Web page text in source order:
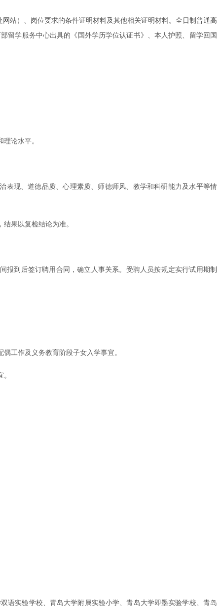
站）、岗位要求的条件证明材料及其他相关证明材料。全日制普通高
留学服务中心出具的《国外学历学位认证书》、本人护照、留学回国
论水平。
表现、道德品质、心理素质、师德师风、教学和科研能力及水平等情
果以复检结论为准。
到后签订聘用合同，确立人事关系。受聘人员按规定实行试用期制
工作及义务教育阶段子女入学事宜。
语实验学校、青岛大学附属实验小学、青岛大学即墨实验学校、青岛